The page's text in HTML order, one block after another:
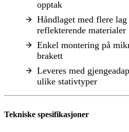
opptak
Håndlaget med flere
reflekterende materialer
Enkel montering på
brakett
Leveres med
ulike stativtyper
Tekniske spesifikasjoner